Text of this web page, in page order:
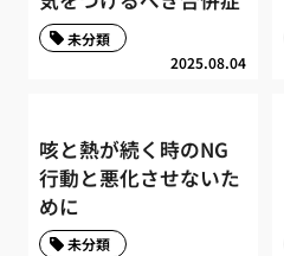
2025.08.04
未分類
咳と熱が続く時のNG
行動と悪化させないた
めに
未分類